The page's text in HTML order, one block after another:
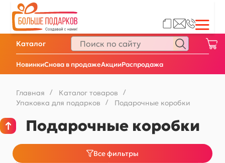
НовинкиСнова в продажеАкцииРаспродажа
Каталог
Главная / Каталог товаров /
Упаковка для подарков / Подарочные коробки
Подарочные коробки
Все фильтры